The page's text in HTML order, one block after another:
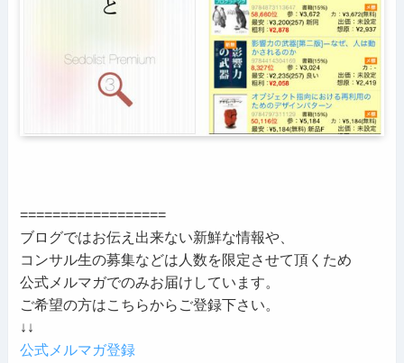
==================
ブログではお伝え出来ない新鮮な情報や、
コンサル生の募集などは人数を限定させて頂くため
公式メルマガでのみお届けしています。
ご希望の方はこちらからご登録下さい。
↓↓
公式メルマガ登録